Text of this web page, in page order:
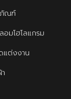
ภัณฑ์
มโฮโลแกรม
แต่งงาน